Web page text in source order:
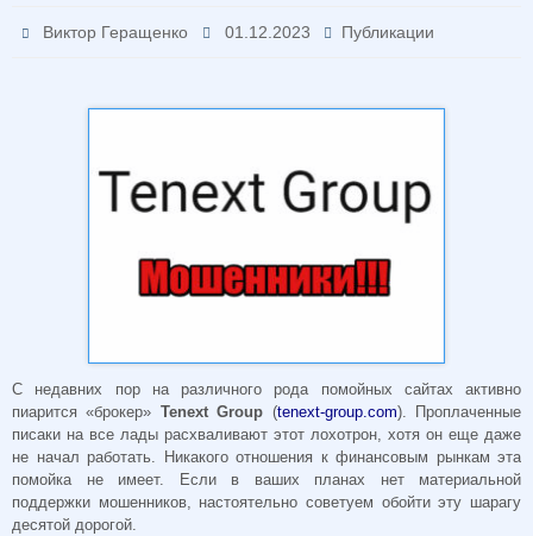
Виктор Геращенко 01.12.2023 Публикации
С недавних пор на различного рода помойных сайтах активно
пиарится «брокер» Tenext Group (tenext-group.com). Проплаченные
писаки на все лады расхваливают этот лохотрон, хотя он еще даже
не начал работать. Никакого отношения к финансовым рынкам эта
помойка не имеет. Если в ваших планах нет материальной
поддержки мошенников, настоятельно советуем обойти эту шарагу
десятой дорогой.